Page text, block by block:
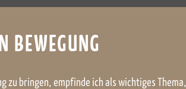
BEWEGUNG
zu bringen, empfinde ich als wichtiges